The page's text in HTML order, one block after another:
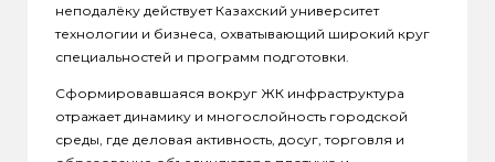
неподалёку действует Казахский университет
технологии и бизнеса, охватывающий широкий круг
специальностей и программ подготовки.
Сформировавшаяся вокруг ЖК инфраструктура
отражает динамику и многослойность городской
среды, где деловая активность, досуг, торговля и